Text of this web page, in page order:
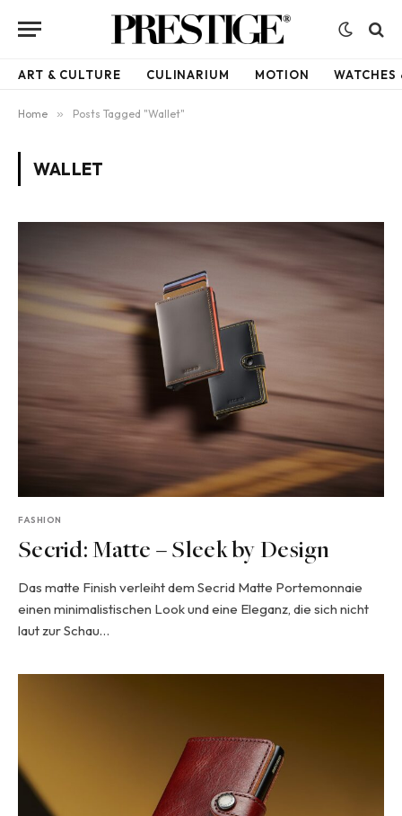
ART & CULTURE CULINARIUM MOTION WATCHES
Home » Posts Tagged "Wallet"
WALLET
FASHION
Secrid: Matte – Sleek by Design
Das matte Finish verleiht dem Secrid Matte Portemonnaie
einen minimalistischen Look und eine Eleganz, die sich nicht
laut zur Schau…